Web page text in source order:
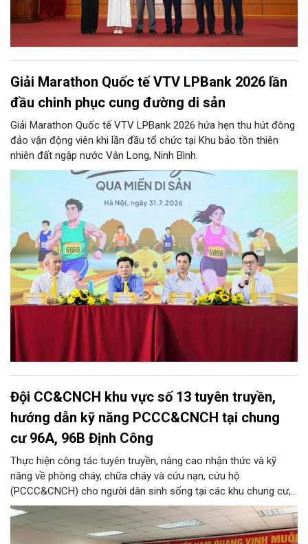
Giải Marathon Quốc tế VTV LPBank 2026 lần
đầu chinh phục cung đường di sản
Giải Marathon Quốc tế VTV LPBank 2026 hứa hẹn thu hút đông
đảo vận động viên khi lần đầu tổ chức tại Khu bảo tồn thiên
nhiên đất ngập nước Vân Long, Ninh Bình.
Đội CC&CNCH khu vực số 13 tuyên truyền,
hướng dẫn kỹ năng PCCC&CNCH tại chung
cư 96A, 96B Định Công
Thực hiện công tác tuyên truyền, nâng cao nhận thức và kỹ
năng về phòng cháy, chữa cháy và cứu nạn, cứu hộ
(PCCC&CNCH) cho người dân sinh sống tại các khu chung cư,
ngày 31/7/2026, Đội Cảnh sát chữa cháy và cứu nạn, cứu hộ
khu vực số 13 - Phòng Cảnh sát PCCC&CNCH, Công an thành
phố Hà Nội đã phối hợp với Ban quản lý hai tòa nhà chung cư